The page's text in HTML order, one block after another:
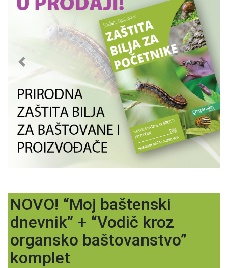
Previous Next
NOVO! “Moj baštenski
dnevnik” + “Vodič kroz
organsko baštovanstvo”
komplet